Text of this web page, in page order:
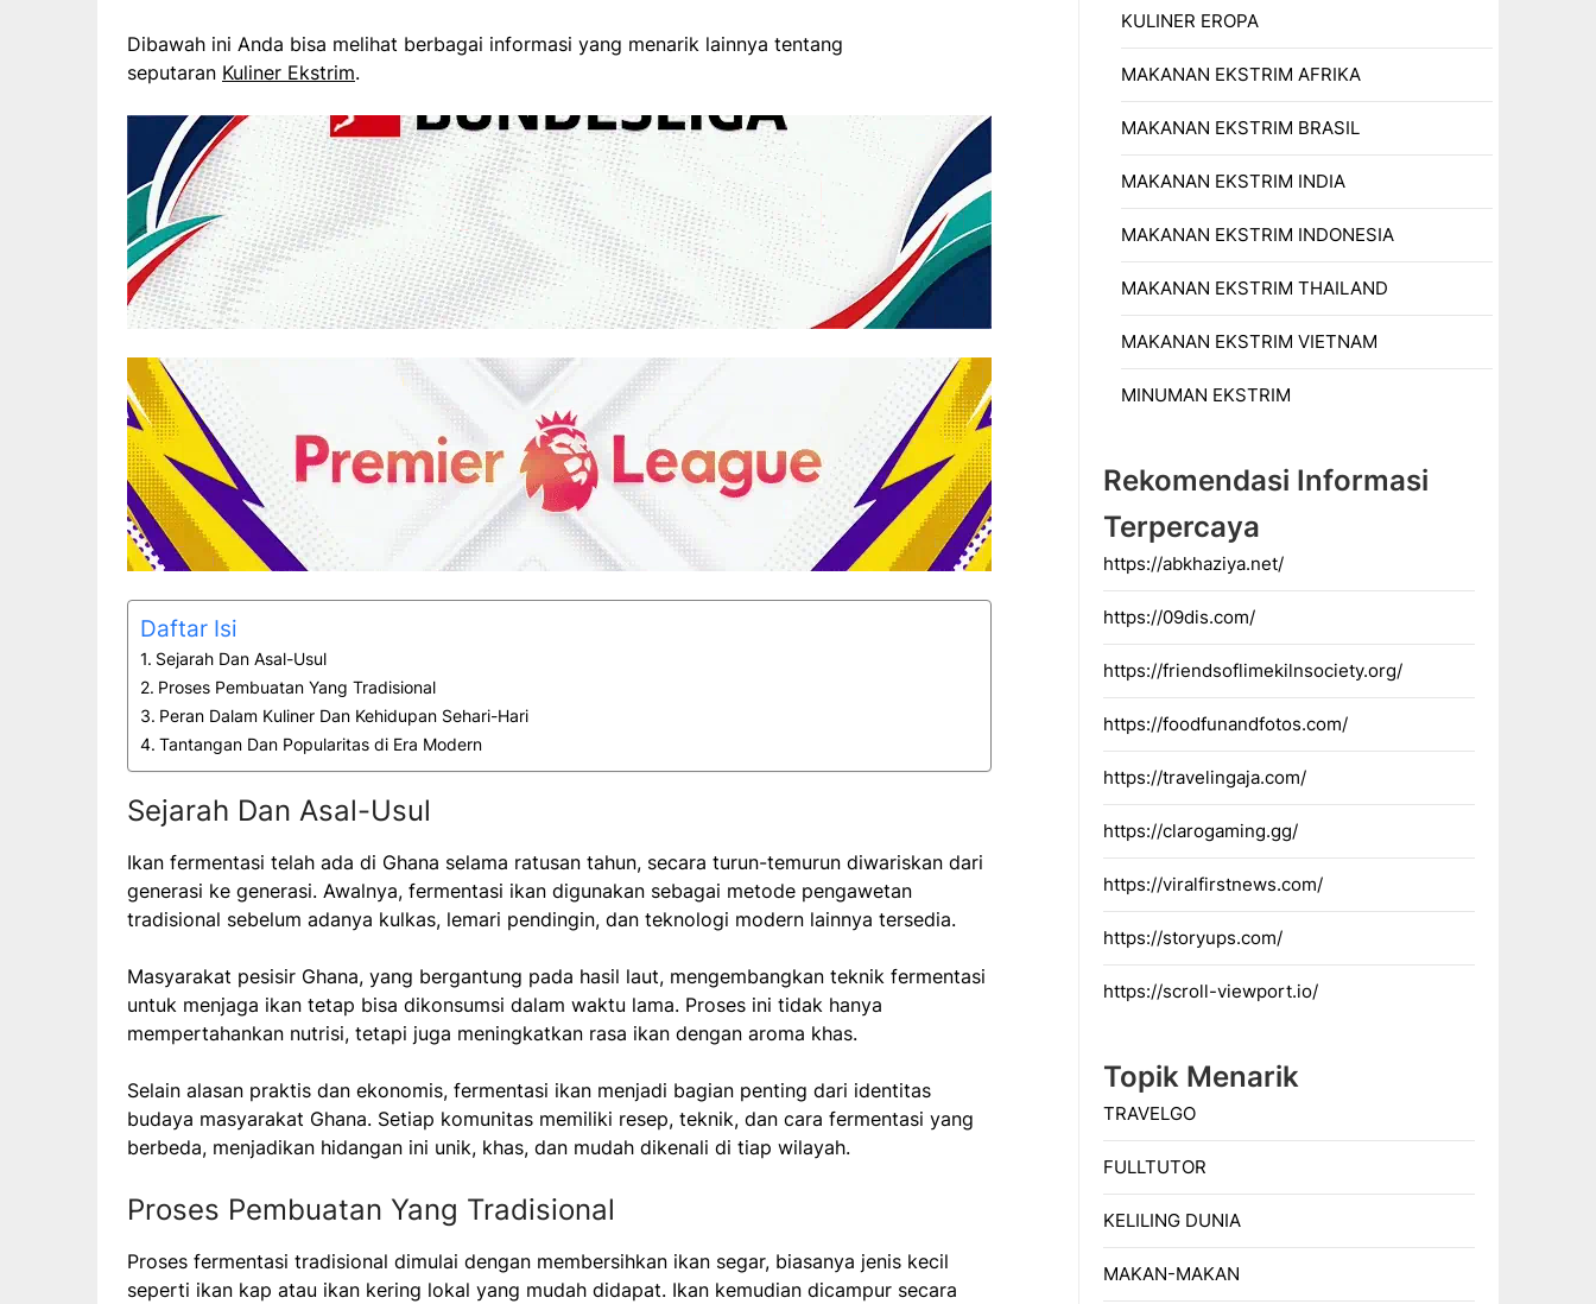
Dibawah ini Anda bisa melihat berbagai informasi yang menarik lainnya tentang
seputaran Kuliner Ekstrim.
Daftar Isi
Sejarah Dan Asal-Usul
Proses Pembuatan Yang Tradisional
Peran Dalam Kuliner Dan Kehidupan Sehari-Hari
Tantangan Dan Popularitas di Era Modern
Sejarah Dan Asal-Usul
Ikan fermentasi telah ada di Ghana selama ratusan tahun, secara turun-temurun diwariskan dari
generasi ke generasi. Awalnya, fermentasi ikan digunakan sebagai metode pengawetan
tradisional sebelum adanya kulkas, lemari pendingin, dan teknologi modern lainnya tersedia.
Masyarakat pesisir Ghana, yang bergantung pada hasil laut, mengembangkan teknik fermentasi
untuk menjaga ikan tetap bisa dikonsumsi dalam waktu lama. Proses ini tidak hanya
mempertahankan nutrisi, tetapi juga meningkatkan rasa ikan dengan aroma khas.
Selain alasan praktis dan ekonomis, fermentasi ikan menjadi bagian penting dari identitas
budaya masyarakat Ghana. Setiap komunitas memiliki resep, teknik, dan cara fermentasi yang
berbeda, menjadikan hidangan ini unik, khas, dan mudah dikenali di tiap wilayah.
Proses Pembuatan Yang Tradisional
Proses fermentasi tradisional dimulai dengan membersihkan ikan segar, biasanya jenis kecil
seperti ikan kap atau ikan kering lokal yang mudah didapat. Ikan kemudian dicampur secara
KULINER EROPA
MAKANAN EKSTRIM AFRIKA
MAKANAN EKSTRIM BRASIL
MAKANAN EKSTRIM INDIA
MAKANAN EKSTRIM INDONESIA
MAKANAN EKSTRIM THAILAND
MAKANAN EKSTRIM VIETNAM
MINUMAN EKSTRIM
Rekomendasi Informasi
Terpercaya
https://abkhaziya.net/
https://09dis.com/
https://friendsoflimekilnsociety.org/
https://foodfunandfotos.com/
https://travelingaja.com/
https://clarogaming.gg/
https://viralfirstnews.com/
https://storyups.com/
https://scroll-viewport.io/
Topik Menarik
TRAVELGO
FULLTUTOR
KELILING DUNIA
MAKAN-MAKAN